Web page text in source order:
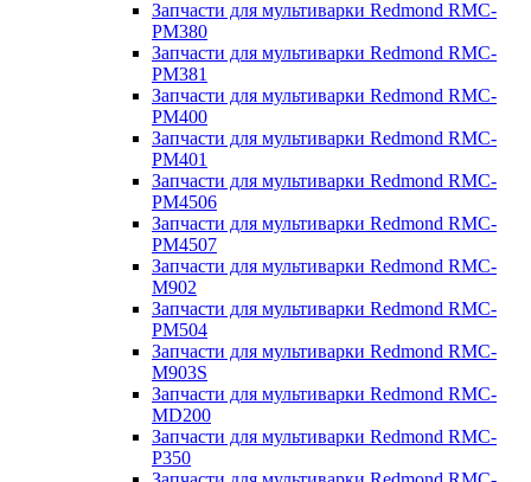
Запчасти для мультиварки Redmond RMC-
PM380
Запчасти для мультиварки Redmond RMC-
PM381
Запчасти для мультиварки Redmond RMC-
PM400
Запчасти для мультиварки Redmond RMC-
PM401
Запчасти для мультиварки Redmond RMC-
PM4506
Запчасти для мультиварки Redmond RMC-
PM4507
Запчасти для мультиварки Redmond RMC-
M902
Запчасти для мультиварки Redmond RMC-
PM504
Запчасти для мультиварки Redmond RMC-
M903S
Запчасти для мультиварки Redmond RMC-
MD200
Запчасти для мультиварки Redmond RMC-
P350